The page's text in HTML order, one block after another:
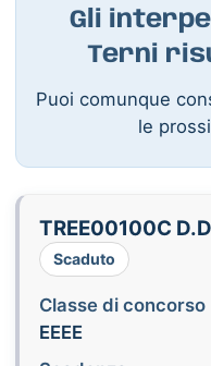
Gli
Terni
Puoi comunque
le
TREE00100C
Scaduto
Classe di concorso
EEEE